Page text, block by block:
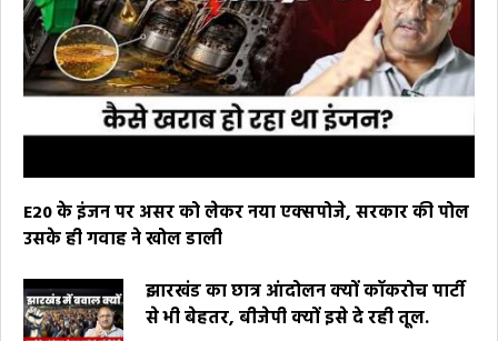
E20 के इंजन पर असर को लेकर नया एक्सपोजे, सरकार की पोल
उसके ही गवाह ने खोल डाली
झारखंड का छात्र आंदोलन क्यों कॉकरोच पार्टी
से भी बेहतर, बीजेपी क्यों इसे दे रही तूल.